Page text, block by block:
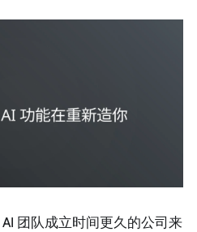
团队成立时间更久的公司来